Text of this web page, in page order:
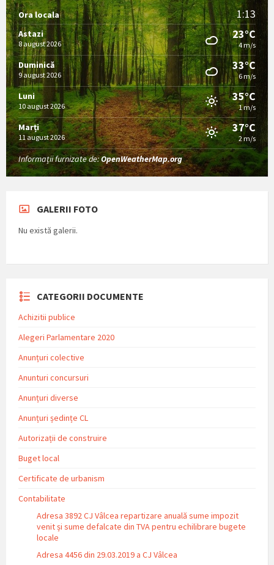
Ora locala 1:13
Astazi
8 august 2026
23°C
4 m/s
Duminică
9 august 2026
33°C
6 m/s
Luni
10 august 2026
35°C
1 m/s
Marți
11 august 2026
37°C
2 m/s
Informații furnizate de:OpenWeatherMap.org
GALERII FOTO
Nu există galerii.
CATEGORII DOCUMENTE
Achizitii publice
Alegeri Parlamentare 2020
Anunțuri colective
Anunturi concursuri
Anunțuri diverse
Anunțuri ședințe CL
Autorizații de construire
Buget local
Certificate de urbanism
Contabilitate
Adresa 3892 CJ Vâlcea repartizare anuală sume impozit
venit și sume defalcate din TVA pentru echilibrare bugete
locale
Adresa 4456 din 29.03.2019 a CJ Vâlcea